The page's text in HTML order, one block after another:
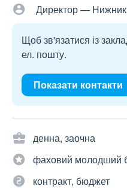
Директор —
Щоб зв'язатися із
ел. пошту.
Показати контакти
денна, заочна
фаховий молодший
контракт, бюджет